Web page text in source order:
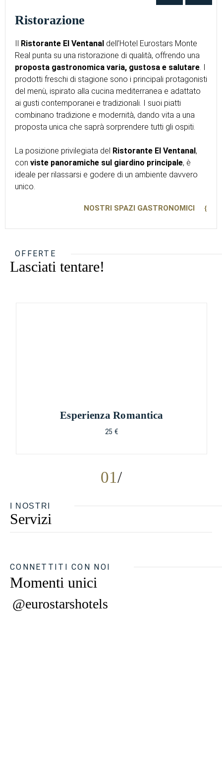
Ristorazione
Il Ristorante El Ventanal dell’Hotel Eurostars Monte
Real punta su una ristorazione di qualità, offrendo una
proposta gastronomica varia, gustosa e salutare. I
prodotti freschi di stagione sono i principali protagonisti
del menù, ispirato alla cucina mediterranea e adattato
ai gusti contemporanei e tradizionali. I suoi piatti
combinano tradizione e modernità, dando vita a una
proposta unica che saprà sorprendere tutti gli ospiti.
La posizione privilegiata del Ristorante El Ventanal,
con viste panoramiche sul giardino principale, è
ideale per rilassarsi e godere di un ambiente davvero
unico.
NOSTRI SPAZI GASTRONOMICI
OFFERTE
Lasciati tentare!
01
Esperienza Romantica
25 €
I NOSTRI
Servizi
CONNETTITI CON NOI
Momenti unici
@eurostarshotels